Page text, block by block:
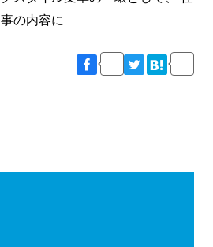
事の内容に